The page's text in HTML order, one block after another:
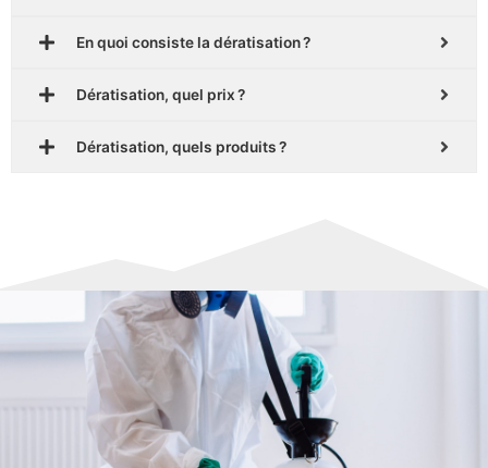
En quoi consiste la dératisation ?
Dératisation, quel prix ?
Dératisation, quels produits ?